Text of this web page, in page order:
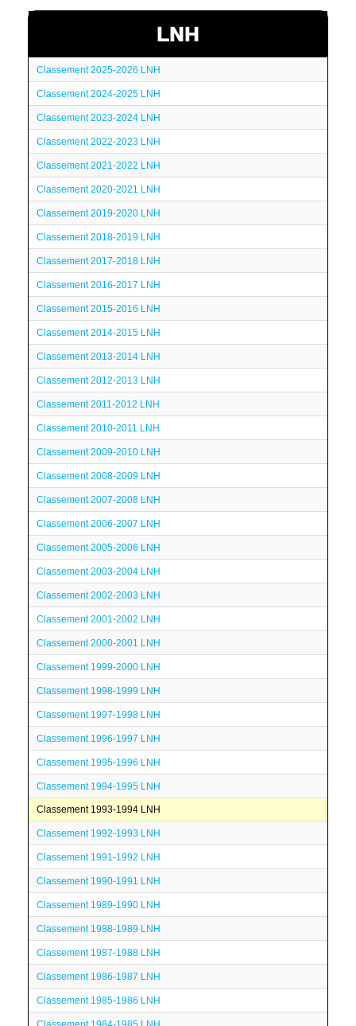
LNH
Classement 2025-2026 LNH
Classement 2024-2025 LNH
Classement 2023-2024 LNH
Classement 2022-2023 LNH
Classement 2021-2022 LNH
Classement 2020-2021 LNH
Classement 2019-2020 LNH
Classement 2018-2019 LNH
Classement 2017-2018 LNH
Classement 2016-2017 LNH
Classement 2015-2016 LNH
Classement 2014-2015 LNH
Classement 2013-2014 LNH
Classement 2012-2013 LNH
Classement 2011-2012 LNH
Classement 2010-2011 LNH
Classement 2009-2010 LNH
Classement 2008-2009 LNH
Classement 2007-2008 LNH
Classement 2006-2007 LNH
Classement 2005-2006 LNH
Classement 2003-2004 LNH
Classement 2002-2003 LNH
Classement 2001-2002 LNH
Classement 2000-2001 LNH
Classement 1999-2000 LNH
Classement 1998-1999 LNH
Classement 1997-1998 LNH
Classement 1996-1997 LNH
Classement 1995-1996 LNH
Classement 1994-1995 LNH
Classement 1993-1994 LNH
Classement 1992-1993 LNH
Classement 1991-1992 LNH
Classement 1990-1991 LNH
Classement 1989-1990 LNH
Classement 1988-1989 LNH
Classement 1987-1988 LNH
Classement 1986-1987 LNH
Classement 1985-1986 LNH